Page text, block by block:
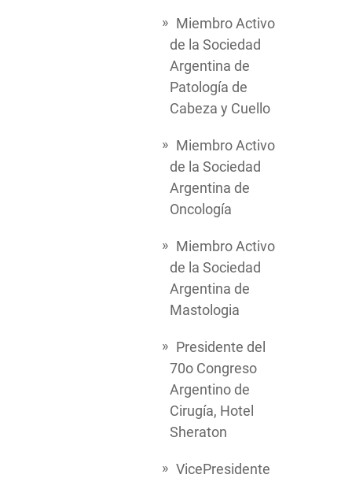
Miembro Activo
de la Sociedad
Argentina de
Patología de
Cabeza y Cuello
Miembro Activo
de la Sociedad
Argentina de
Oncología
Miembro Activo
de la Sociedad
Argentina de
Mastologia
Presidente del
70o Congreso
Argentino de
Cirugía, Hotel
Sheraton
VicePresidente